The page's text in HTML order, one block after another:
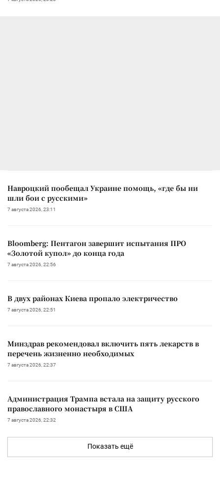
Навроцкий пообещал Украине помощь, «где бы ни
шли бои с русскими»
7 августа 2026, 23:11
Bloomberg: Пентагон завершит испытания ПРО
«Золотой купол» до конца года
7 августа 2026, 22:56
В двух районах Киева пропало электричество
7 августа 2026, 22:51
Минздрав рекомендовал включить пять лекарств в
перечень жизненно необходимых
7 августа 2026, 22:37
Администрация Трампа встала на защиту русского
православного монастыря в США
7 августа 2026, 22:32
Показать ещё